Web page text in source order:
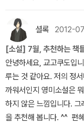
다. 아시는 분 좀 알려주
짧은 분량이다. 목차도
자라면 필독할 책. 일본 추리소설 신간 세 권 누쿠이
도쿠로 <미소짓는 사람>
리 작가로 유명한 누쿠이
와 딸을 죽였다는 혐의를
션 형식의 소설이다. 자
는 독자들, 나아가 타인
이해하지 못하면서도 이
후회와 진실의 빛 - 누쿠
했는데 아쉽게도 6월 27
대 없이 펼쳤는데 이야기
내면에 대한 나름 깊이있
음에 들었던 작품입니다.
고 싶어지는 작품 가운
혼다 테쓰야, 씨엘북스
상적인 표지. 이 붉은 색
도 같은 삶을 선택하고
랑끝으로 몰아세운 것이
에도, 멈출 수 없는 삶의
는. 밋밋해보여서 그
쿠이 도쿠로의 「후회와
한 장르의 책이 필요했
게 바쁜 출근 준비 와중
없었다. 그러고선 버스
들만큼 강렬했다.
셜록 2012-
[소설] 7월, 추천하는 책
안녕하세요, 교고쿠도입
루는 것 같아요. 저의 정
까워서인지 영미소설은
하지 않은 느낌입니다.
을 추천해 봅니다. ^^ 편